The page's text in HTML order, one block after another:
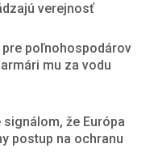
verejnosť
poľnohospodárov
mu za vodu
že Európa
postup na ochranu